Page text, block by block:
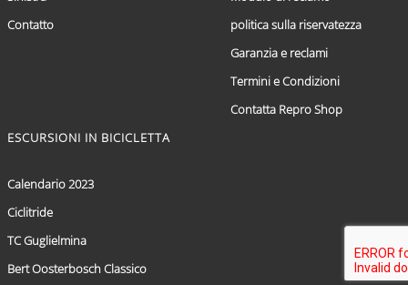
Contatto
politica sulla riservatezza
Garanzia e reclami
Termini e Condizioni
Contatta Repro Shop
ESCURSIONI IN BICICLETTA
Calendario 2023
Ciclitride
TC Guglielmina
Bert Oosterbosch Classico